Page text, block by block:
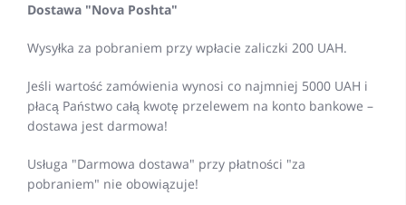
Dostawa "Nova Poshta"
Wysyłka za pobraniem przy wpłacie zaliczki 200 UAH.
Jeśli wartość zamówienia wynosi co najmniej 5000 UAH i
płacą Państwo całą kwotę przelewem na konto bankowe –
dostawa jest darmowa!
Usługa "Darmowa dostawa" przy płatności "za
pobraniem" nie obowiązuje!